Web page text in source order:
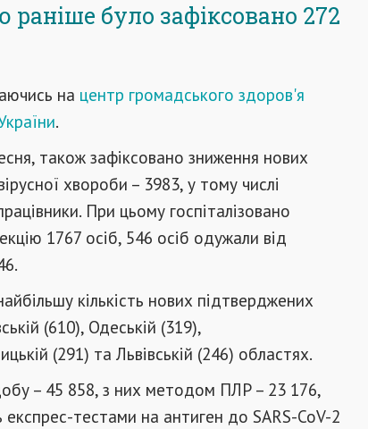
раніше було зафіксовано 272
на центр громадського здоров'я
.
також зафіксовано зниження нових
хвороби – 3983, у тому числі
При цьому госпіталізовано
1767 осіб, 546 осіб одужали від
кількість нових підтверджених
(610), Одеській (319),
(291) та Львівській (246) областях.
– 45 858, з них методом ПЛР – 23 176,
тестами на антиген до SARS-CoV-2